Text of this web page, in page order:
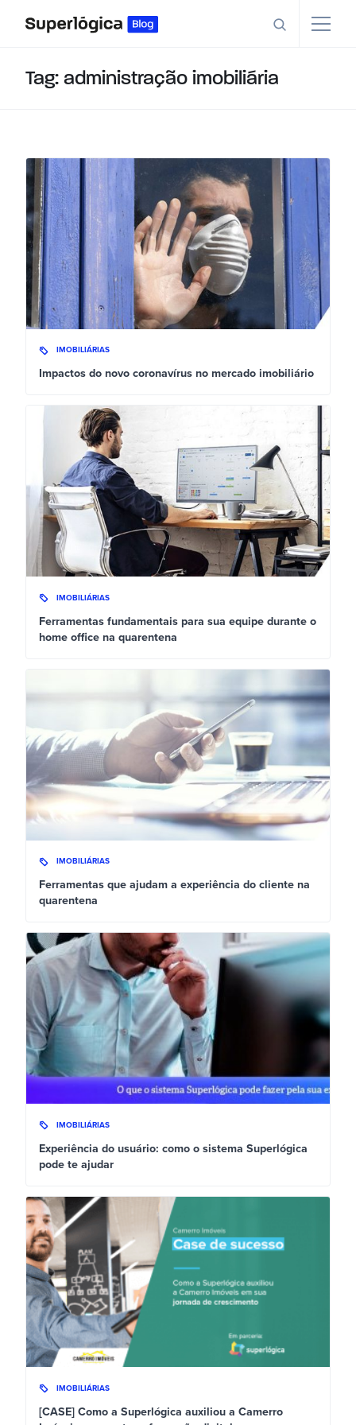
Tag: administração imobiliária
IMOBILIÁRIAS
Impactos do novo coronavírus no mercado imobiliário
IMOBILIÁRIAS
Ferramentas fundamentais para sua equipe durante o
home office na quarentena
IMOBILIÁRIAS
Ferramentas que ajudam a experiência do cliente na
quarentena
IMOBILIÁRIAS
Experiência do usuário: como o sistema Superlógica
pode te ajudar
IMOBILIÁRIAS
[CASE] Como a Superlógica auxiliou a Camerro